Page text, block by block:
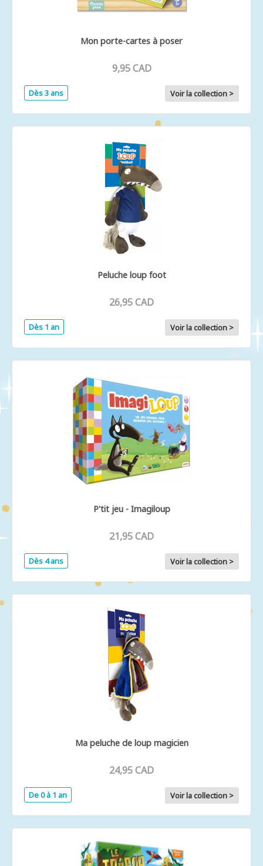
Mon porte-cartes à poser
9,95 CAD
Dès 3 ans Voir la collection >
Peluche loup foot
26,95 CAD
Dès 1 an Voir la collection >
P'tit jeu - Imagiloup
21,95 CAD
Dès 4 ans Voir la collection >
Ma peluche de loup magicien
24,95 CAD
De 0 à 1 an Voir la collection >